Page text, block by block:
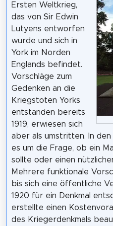
Ersten Weltkrieg,
das von Sir Edwin
Lutyens entworfen
wurde und sich in
York im Norden
Englands befindet.
Vorschläge zum
Gedenken an die
Kriegstoten Yorks
entstanden bereits
1919, erwiesen sich
aber als umstritten. In
es um die Frage, ob ein
sollte oder einen
Mehrere funktionale
bis sich eine öffentliche
1920 für ein Denkmal
erstellte einen
des Kriegerdenkmals